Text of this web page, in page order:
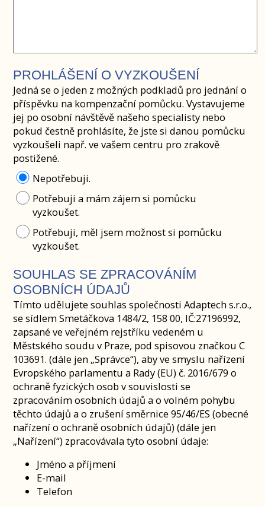
PROHLÁŠENÍ O VYZKOUŠENÍ
Jedná se o jeden z možných podkladů pro jednání o
příspěvku na kompenzační pomůcku. Vystavujeme
jej po osobní návštěvě našeho specialisty nebo
pokud čestně prohlásíte, že jste si danou pomůcku
vyzkoušeli např. ve vašem centru pro zrakově
postižené.
Nepotřebuji.
Potřebuji a mám zájem si pomůcku
vyzkoušet.
Potřebuji, měl jsem možnost si pomůcku
vyzkoušet.
SOUHLAS SE ZPRACOVÁNÍM
OSOBNÍCH ÚDAJŮ
Tímto udělujete souhlas společnosti Adaptech s.r.o.,
se sídlem Smetáčkova 1484/2, 158 00, IČ:27196992,
zapsané ve veřejném rejstříku vedeném u
Městského soudu v Praze, pod spisovou značkou C
103691. (dále jen „Správce“), aby ve smyslu nařízení
Evropského parlamentu a Rady (EU) č. 2016/679 o
ochraně fyzických osob v souvislosti se
zpracováním osobních údajů a o volném pohybu
těchto údajů a o zrušení směrnice 95/46/ES (obecné
nařízení o ochraně osobních údajů) (dále jen
„Nařízení“) zpracovávala tyto osobní údaje:
Jméno a příjmení
E-mail
Telefon